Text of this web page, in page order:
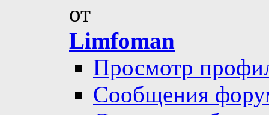
от
Limfoman
Просмотр
Сообщения